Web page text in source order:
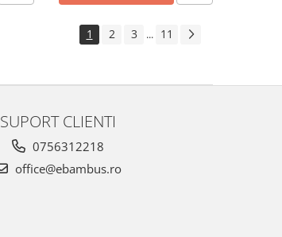
1 2 3 ... 11
SUPORT CLIENTI
0756312218
office@ebambus.ro